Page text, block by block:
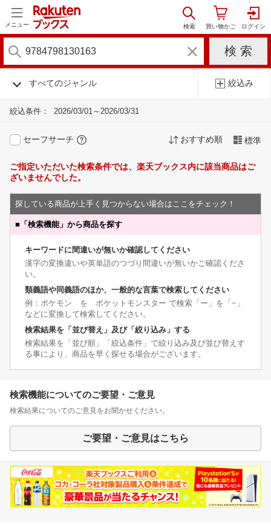
メニュー
すべてのジャンル 絞込み
絞込条件： 2026/03/01～2026/03/31
セーフサーチ おすすめ順 標準
ご指定いただいた検索条件では、楽天ブックス内に該当商品はご
ざいませんでした。
探している商品が上手く見つからない場合はここをチェック！
■ 「検索機能」から商品を探す
キーワードに間違いが無いか確認してください
漢字の変換違いや英単語のつづり間違いが無いかご確認くださ
い。
類義語や同義語のほか、一般的な言葉で検索してください
例：ポケモン を ポケットモンスター で検索「ー」を「−」
などに変換して検索してください。
検索結果を「並び替え」及び「絞り込み」する
検索結果を「並び順」「絞込条件」で絞り込み及び並び替えす
る事により、商品を早く探せる場合がございます。
検索機能についてのご要望・ご意見
検索結果についてのご意見をお聞かせください。
ご要望・ご意見はこちら